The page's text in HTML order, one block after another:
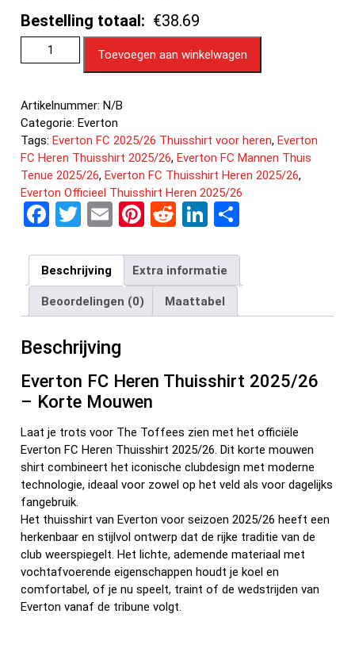
Bestelling totaal: €38.69
Toevoegen aan winkelwagen
Artikelnummer: N/B
Categorie: Everton
Tags: Everton FC 2025/26 Thuisshirt voor heren, Everton
FC Heren Thuisshirt 2025/26, Everton FC Mannen Thuis
Tenue 2025/26, Everton FC Thuisshirt Heren 2025/26,
Everton Officieel Thuisshirt Heren 2025/26
F
ce
b
o
o
T
tt
er
E
ail
Pi
er
es
t
R
d
di
t
Li
ke
dI
n
e
n
Beschrijving Extra informatie
Beoordelingen (0) Maattabel
Beschrijving
Everton FC Heren Thuisshirt 2025/26
– Korte Mouwen
Laat je trots voor The Toffees zien met het officiële
Everton FC Heren Thuisshirt 2025/26. Dit korte mouwen
shirt combineert het iconische clubdesign met moderne
technologie, ideaal voor zowel op het veld als voor dagelijks
fangebruik.
Het thuisshirt van Everton voor seizoen 2025/26 heeft een
herkenbaar en stijlvol ontwerp dat de rijke traditie van de
club weerspiegelt. Het lichte, ademende materiaal met
vochtafvoerende eigenschappen houdt je koel en
comfortabel, of je nu speelt, traint of de wedstrijden van
Everton vanaf de tribune volgt.